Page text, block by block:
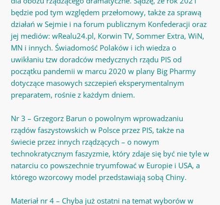
będzie pod tym względem przełomowy, także za sprawą
działań w Sejmie i na forum publicznym Konfederacji oraz
jej mediów: wRealu24.pl, Korwin TV, Sommer Extra, WiN,
MN i innych. Świadomość Polaków i ich wiedza o
uwikłaniu tzw doradców medycznych rządu PIS od
początku pandemii w marcu 2020 w plany Big Pharmy
dotyczące masowych szczepień eksperymentalnym
preparatem, rośnie z każdym dniem.
Nr 3 – Grzegorz Barun o powolnym wprowadzaniu
rządów faszystowskich w Polsce przez PIS, także na
świecie przez innych rządzących – o nowym
technokratycznym faszyzmie, który zdaje się być nie tyle w
natarciu co powszechnie tryumfować w Europie i USA, a
którego wzorcowy model przedstawiają sobą Chiny.
Materiał nr 4 – Chyba już ostatni na temat wyborów w